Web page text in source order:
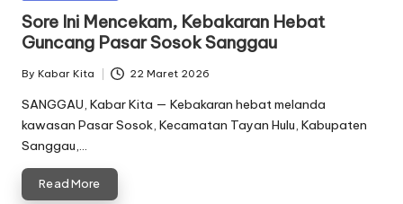
Sore Ini Mencekam, Kebakaran Hebat
Guncang Pasar Sosok Sanggau
Posted
by
By Kabar Kita 22 Maret 2026
SANGGAU, Kabar Kita — Kebakaran hebat melanda
kawasan Pasar Sosok, Kecamatan Tayan Hulu, Kabupaten
Sanggau,…
Read More